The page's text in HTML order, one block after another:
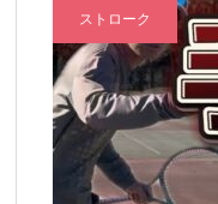
ストローク